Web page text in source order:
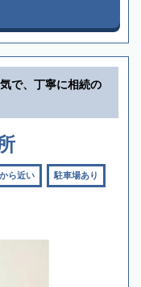
で、丁寧に相続の
ら近い 駐車場あり